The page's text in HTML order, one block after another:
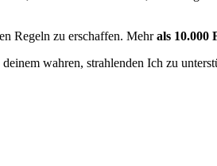
Regeln zu erschaffen. Mehrals 10.000
wahren, strahlenden Ich zu